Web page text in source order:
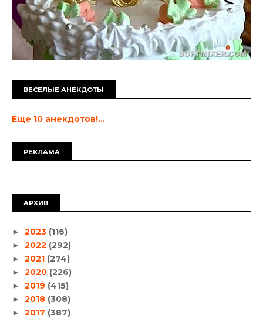
ВЕСЕЛЫЕ АНЕКДОТЫ
Еще 10 анекдотов!...
РЕКЛАМА
АРХИВ
► 2023 (116)
► 2022 (292)
► 2021 (274)
► 2020 (226)
► 2019 (415)
► 2018 (308)
► 2017 (387)